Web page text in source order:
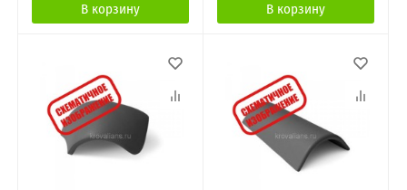
В корзину В корзину